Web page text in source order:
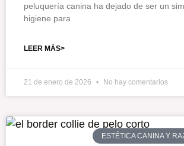
peluquería canina ha dejado de ser un
higiene para
LEER MÁS>
21 de enero de 2026 No hay comentarios
ESTÉTICA CANINA Y